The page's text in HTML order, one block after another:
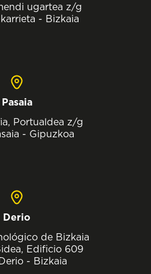
ugartea z/g
- Bizkaia
Pasaia
Portualdea z/g
- Gipuzkoa
Derio
de Bizkaia
Edificio 609
- Bizkaia